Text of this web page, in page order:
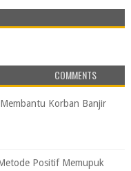
COMMENTS
Korban Banjir
Positif Memupuk